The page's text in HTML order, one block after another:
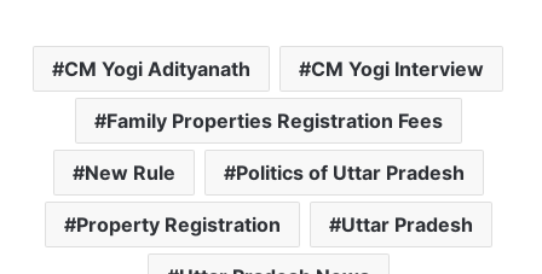
CM Yogi Adityanath CM Yogi Interview
Family Properties Registration Fees
New Rule Politics of Uttar Pradesh
Property Registration Uttar Pradesh